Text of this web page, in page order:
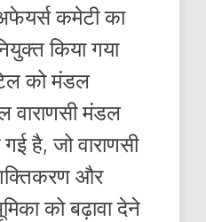
कमेटी का
किया गया
को मंडल
वाराणसी मंडल
गई है, जो वाराणसी
और
को बढ़ावा देने